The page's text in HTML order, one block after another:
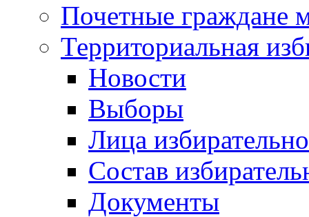
Почетные граждане
Территориальная
Новости
Выборы
Лица
Состав
Документы